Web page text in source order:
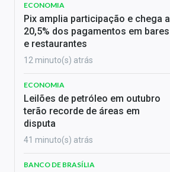
ECONOMIA
Pix amplia participação e chega a
20,5% dos pagamentos em bares
e restaurantes
12 minuto(s) atrás
ECONOMIA
Leilões de petróleo em outubro
terão recorde de áreas em
disputa
41 minuto(s) atrás
BANCO DE BRASÍLIA